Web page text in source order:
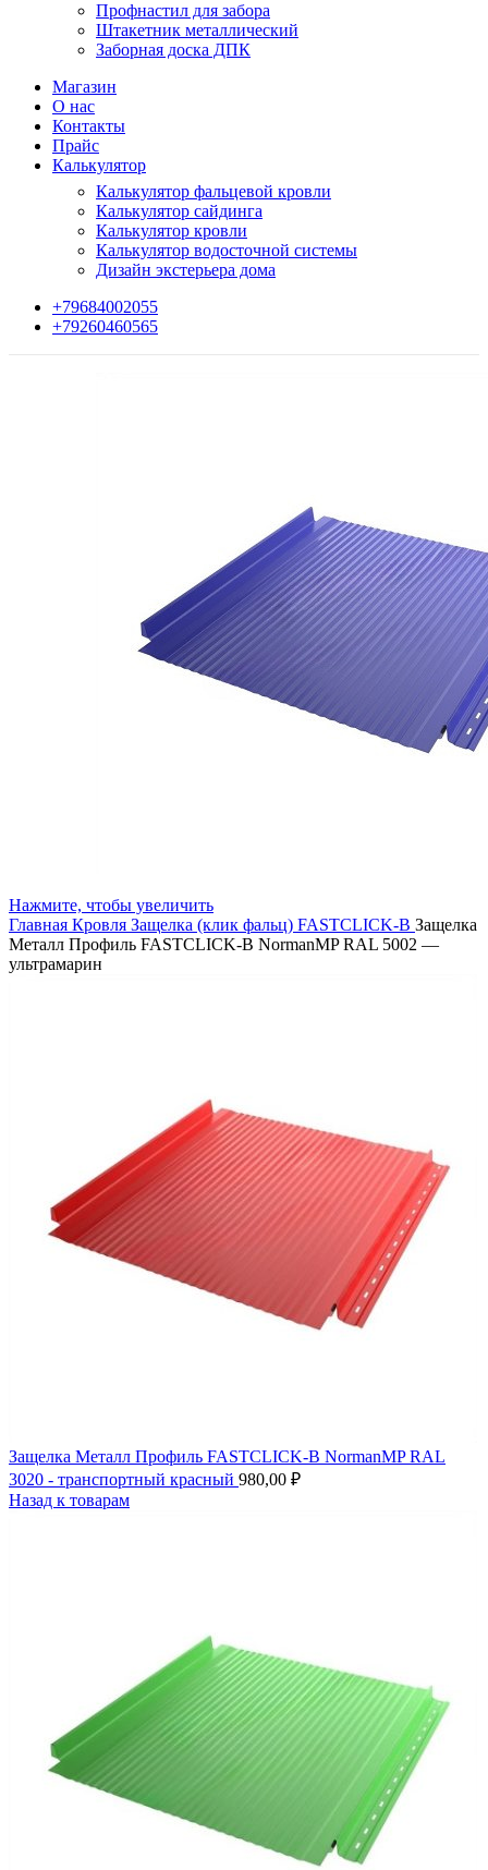
Профнастил для забора
Штакетник металлический
Заборная доска ДПК
Магазин
О нас
Контакты
Прайс
Калькулятор
Калькулятор фальцевой кровли
Калькулятор сайдинга
Калькулятор кровли
Калькулятор водосточной системы
Дизайн экстерьера дома
+79684002055
+79260460565
Нажмите, чтобы увеличить
Главная Кровля Защелка (клик фальц) FASTCLICK-B Защелка
Металл Профиль FASTCLICK-В NormanMP RAL 5002 —
ультрамарин
Защелка Металл Профиль FASTCLICK-В NormanMP RAL
3020 - транспортный красный 980,00 ₽
Назад к товарам